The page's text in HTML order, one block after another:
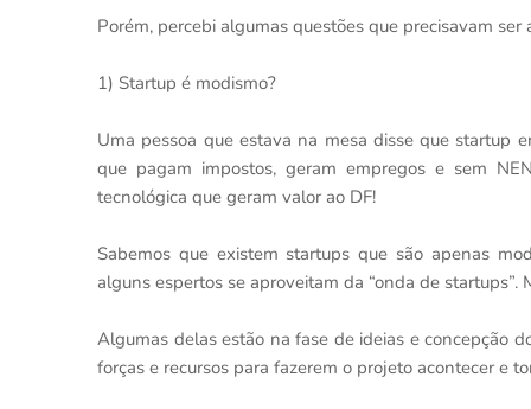
Porém, percebi algumas questões que precisavam
1) Startup é modismo?
Uma pessoa que estava na mesa disse que startup
que pagam impostos, geram empregos e sem
tecnológica que geram valor ao DF!
Sabemos que existem startups que são apenas
alguns espertos se aproveitam da “onda de startups”.
Algumas delas estão na fase de ideias e concepção
forças e recursos para fazerem o projeto acontecer e